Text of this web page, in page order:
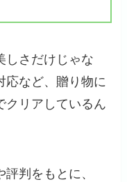
しさだけじゃな
応など、贈り物に
クリアしているん
判をもとに、